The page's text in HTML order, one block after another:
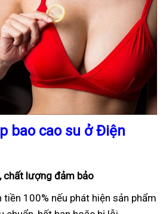
bao cao su ở Điện
chất lượng đảm bảo
tiền 100% nếu phát hiện sản phẩm